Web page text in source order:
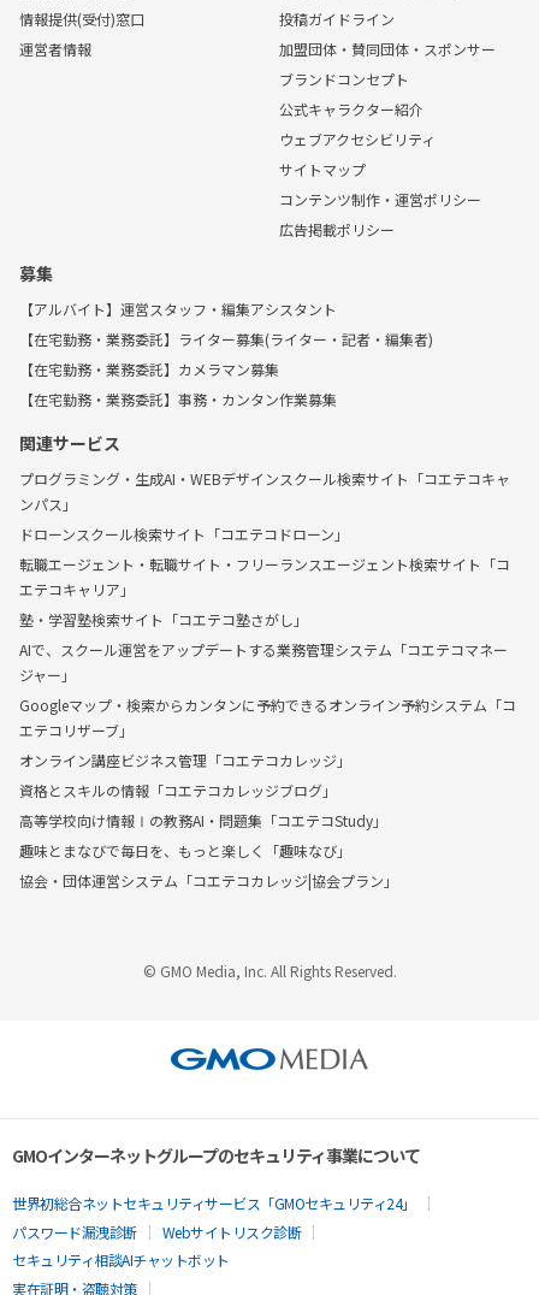
情報提供(受付)窓口
運営者情報
投稿ガイドライン
加盟団体・賛同団体・スポンサー
ブランドコンセプト
公式キャラクター紹介
ウェブアクセシビリティ
サイトマップ
コンテンツ制作・運営ポリシー
広告掲載ポリシー
募集
【アルバイト】運営スタッフ・編集アシスタント
【在宅勤務・業務委託】ライター募集(ライター・記者・編集者)
【在宅勤務・業務委託】カメラマン募集
【在宅勤務・業務委託】事務・カンタン作業募集
関連サービス
プログラミング・生成AI・WEBデザインスクール検索サイト「コエテコキャ
ンパス」
ドローンスクール検索サイト「コエテコドローン」
転職エージェント・転職サイト・フリーランスエージェント検索サイト「コ
エテコキャリア」
塾・学習塾検索サイト「コエテコ塾さがし」
AIで、スクール運営をアップデートする業務管理システム「コエテコマネー
ジャー」
Googleマップ・検索からカンタンに予約できるオンライン予約システム「コ
エテコリザーブ」
オンライン講座ビジネス管理「コエテコカレッジ」
資格とスキルの情報「コエテコカレッジブログ」
高等学校向け情報Ⅰの教務AI・問題集「コエテコStudy」
趣味とまなびで毎日を、もっと楽しく「趣味なび」
協会・団体運営システム「コエテコカレッジ|協会プラン」
© GMO Media, Inc. All Rights Reserved.
GMOインターネットグループのセキュリティ事業について
世界初総合ネットセキュリティサービス「GMOセキュリティ24」
パスワード漏洩診断
Webサイトリスク診断
セキュリティ相談AIチャットボット
実在証明・盗聴対策